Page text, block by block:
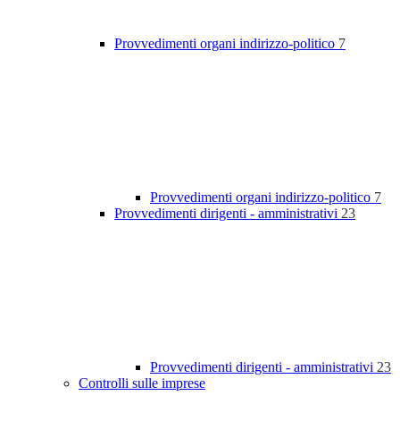
Provvedimenti organi indirizzo-politico 7
Provvedimenti organi indirizzo-politico 7
Provvedimenti dirigenti - amministrativi 23
Provvedimenti dirigenti - amministrativi 23
Controlli sulle imprese